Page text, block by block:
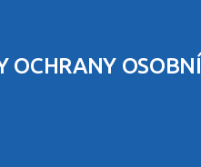
OCHRANY